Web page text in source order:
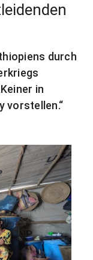
durch
in
vorstellen.“